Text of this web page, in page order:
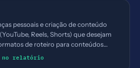
pessoais e criação de conteúdo
Reels, Shorts) que desejam
de roteiro para conteúdos
no relatório